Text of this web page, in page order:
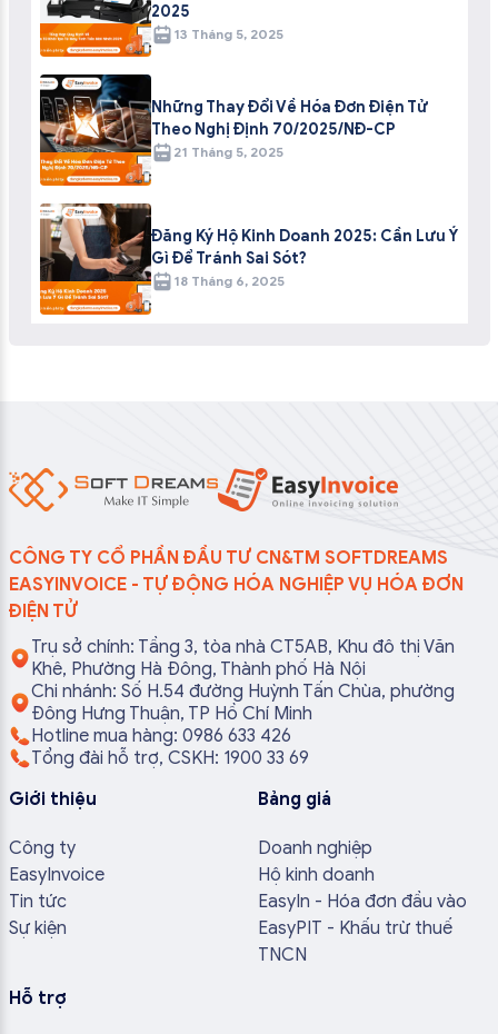
2025
13 Tháng 5, 2025
Những Thay Đổi Về Hóa Đơn Điện Tử
Theo Nghị Định 70/2025/NĐ-CP
21 Tháng 5, 2025
Đăng Ký Hộ Kinh Doanh 2025: Cần Lưu Ý
Gì Để Tránh Sai Sót?
18 Tháng 6, 2025
CÔNG TY CỔ PHẦN ĐẦU TƯ CN&TM SOFTDREAMS
EASYINVOICE - TỰ ĐỘNG HÓA NGHIỆP VỤ HÓA ĐƠN
ĐIỆN TỬ
Trụ sở chính: Tầng 3, tòa nhà CT5AB, Khu đô thị Văn
Khê, Phường Hà Đông, Thành phố Hà Nội
Chi nhánh: Số H.54 đường Huỳnh Tấn Chùa, phường
Đông Hưng Thuận, TP Hồ Chí Minh
Hotline mua hàng: 0986 633 426
Tổng đài hỗ trợ, CSKH: 1900 33 69
Giới thiệu
Công ty
EasyInvoice
Tin tức
Sự kiện
Bảng giá
Doanh nghiệp
Hộ kinh doanh
EasyIn - Hóa đơn đầu vào
EasyPIT - Khấu trừ thuế
TNCN
Hỗ trợ